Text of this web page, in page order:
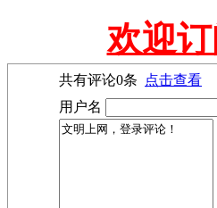
欢迎
共有评论0条
点击查看
用户名